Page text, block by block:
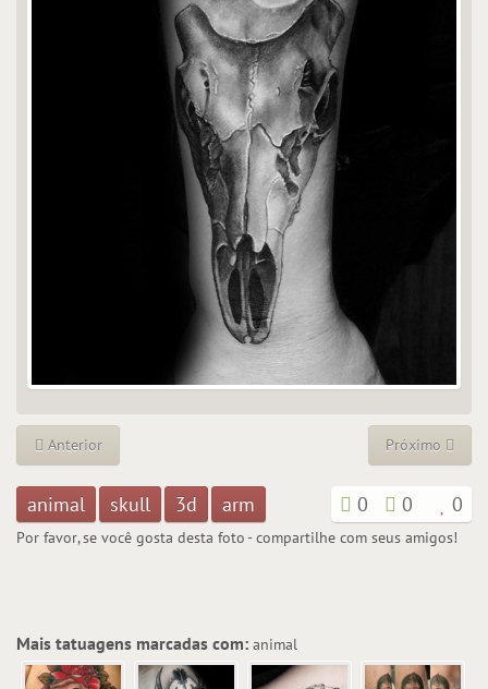
Anterior Próximo
animal skull 3d arm 0 0 0
Por favor, se você gosta desta foto - compartilhe com seus amigos!
Mais tatuagens marcadas com: animal